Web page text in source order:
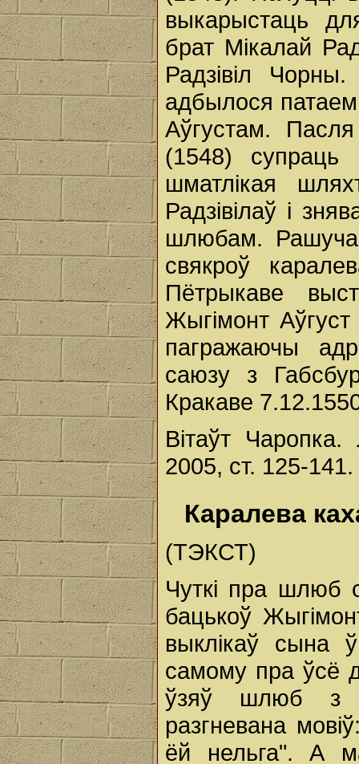
выкарыстаць
брат Мікалай
Радзівіл
адбылося
Аўгустам.
(1548) супраць
шматлікая
Радзівілаў і
шлюбам.
свякроў
Пётрыкаве
Жыгімонт
пагражаючы
саюзу з
Кракаве
Вітаўт
2005, ст. 125-141.
Каралева
(ТЭКСТ)
Чуткі пра шлюб
бацькоў
выклікаў сына
самому пра ўсё
ўзяў шлюб з
разгневана
ёй нельга". А